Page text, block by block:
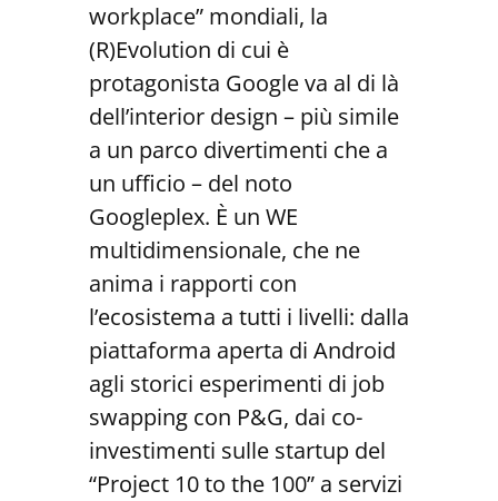
workplace” mondiali, la
(R)Evolution di cui è
protagonista Google va al di là
dell’interior design – più simile
a un parco divertimenti che a
un ufficio – del noto
Googleplex. È un WE
multidimensionale, che ne
anima i rapporti con
l’ecosistema a tutti i livelli: dalla
piattaforma aperta di Android
agli storici esperimenti di job
swapping con P&G, dai co-
investimenti sulle startup del
“Project 10 to the 100” a servizi